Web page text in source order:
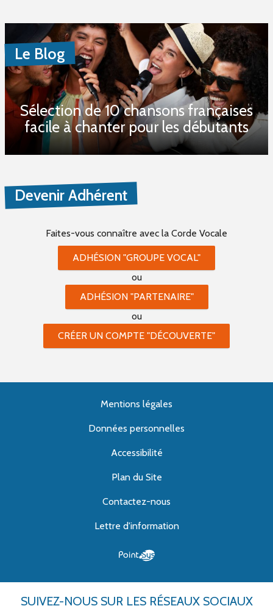
Le Blog
Sélection de 10 chansons françaises
facile à chanter pour les débutants
Devenir Adhérent
Faites-vous connaître avec la Corde Vocale
ADHÉSION "GROUPE VOCAL"
ou
ADHÉSION "PARTENAIRE"
ou
CRÉER UN COMPTE "DÉCOUVERTE"
Mentions légales
Données personnelles
Accessibilité
Plan du Site
Contactez-nous
Lettre d'information
SUIVEZ-NOUS SUR LES RÉSEAUX SOCIAUX